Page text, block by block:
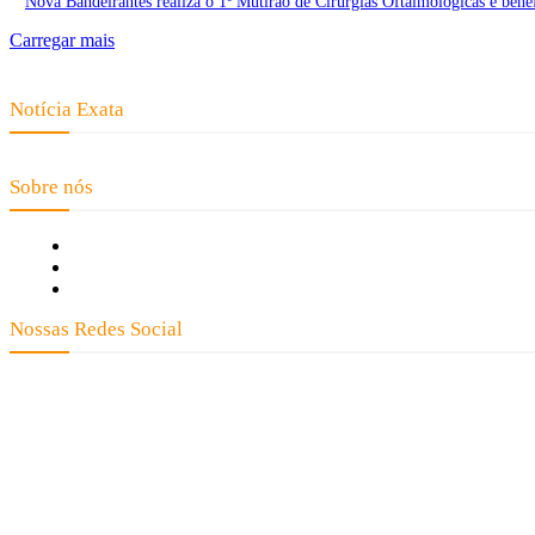
Carregar mais
Notícia Exata
Sobre nós
Nossas Redes Social